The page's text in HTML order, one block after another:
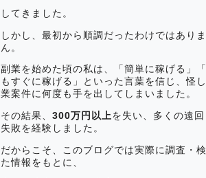
してきました。
しかし、最初から順調だったわけではあり
ん。
副業を始めた頃の私は、「簡単に稼げる」
もすぐに稼げる」といった言葉を信じ、怪
業案件に何度も手を出してしまいました。
その結果、 300万円以上 を失い、多くの遠回
失敗を経験しました。
だからこそ、このブログでは実際に調査・
た情報をもとに、